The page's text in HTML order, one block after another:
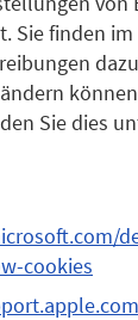
Sie finden
Sie dies
cookies